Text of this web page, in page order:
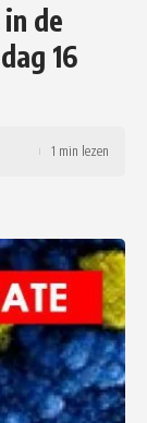
de
16
1 min lezen